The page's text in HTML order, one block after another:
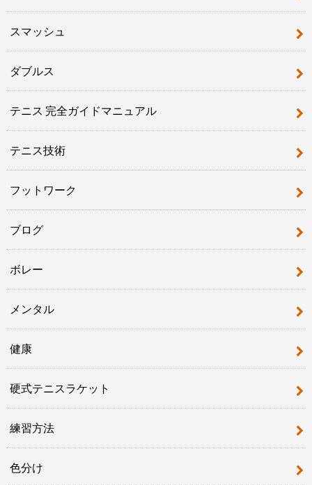
スマッシュ
ダブルス
テニス 完全ガイドマニュアル
テニス技術
フットワーク
ブログ
ボレー
メンタル
健康
硬式テニスラケット
練習方法
色分け